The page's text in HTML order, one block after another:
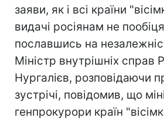
заяви, як і всі країни
видачі росіянам не
пославшись на
Міністр внутрішніх справ
Нургалієв, розповідаючи
зустрічі, повідомив, що
генпрокурори країн